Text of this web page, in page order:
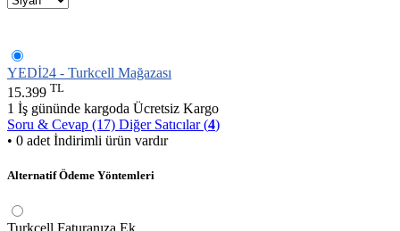
YEDİ24 - Turkcell Mağazası
15.399 TL
1 İş gününde kargoda Ücretsiz Kargo
Soru & Cevap (17) Diğer Satıcılar (4)
• 0 adet İndirimli ürün vardır
Alternatif Ödeme Yöntemleri